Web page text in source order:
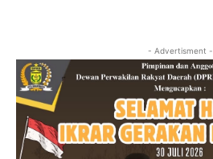
- Advertisment -